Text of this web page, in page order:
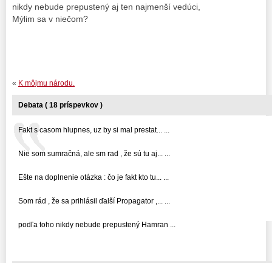
nikdy nebude prepustený aj ten najmenší vedúci,
Mýlim sa v niečom?
« K môjmu národu.
Debata ( 18 príspevkov )
Fakt s casom hlupnes, uz by si mal prestat... ...
Nie som sumračná, ale sm rad , že sú tu aj... ...
Ešte na doplnenie otázka : čo je fakt kto tu... ...
Som rád , že sa prihlásil ďalší Propagator ,... ...
podľa toho nikdy nebude prepustený Hamran ...